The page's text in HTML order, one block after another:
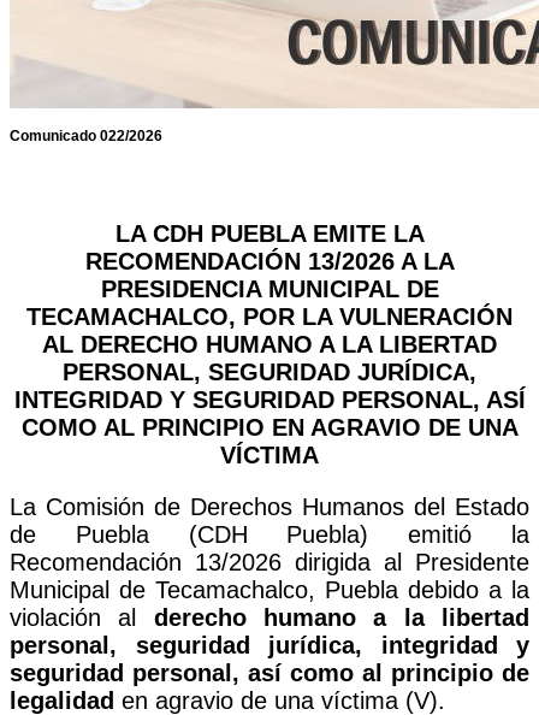
Comunicado 022/2026
LA CDH PUEBLA EMITE LA
RECOMENDACIÓN 13/2026 A LA
PRESIDENCIA MUNICIPAL DE
TECAMACHALCO, POR LA VULNERACIÓN
AL DERECHO HUMANO A LA LIBERTAD
PERSONAL, SEGURIDAD JURÍDICA,
INTEGRIDAD Y SEGURIDAD PERSONAL, ASÍ
COMO AL PRINCIPIO EN AGRAVIO DE UNA
VÍCTIMA
La Comisión de Derechos Humanos del Estado
de Puebla (CDH Puebla) emitió la
Recomendación 13/2026 dirigida al Presidente
Municipal de Tecamachalco, Puebla debido a la
violación al derecho humano a la libertad
personal, seguridad jurídica, integridad y
seguridad personal, así como al principio de
legalidad en agravio de una víctima (V).